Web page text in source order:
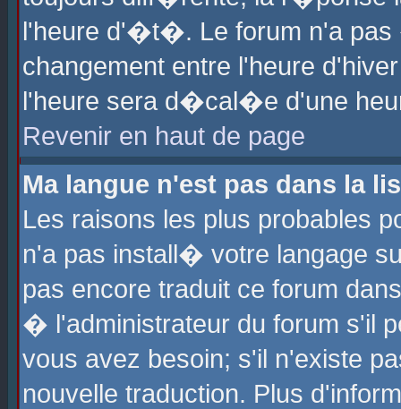
l'heure d'�t�. Le forum n'a
changement entre l'heure
l'heure sera d�cal�e d'une
Revenir en haut de page
Ma langue n'est pas dans la
Les raisons les plus probables
n'a pas install� votre langage
pas encore traduit ce forum
� l'administrateur du forum s'il
vous avez besoin; s'il n'existe
nouvelle traduction. Plus